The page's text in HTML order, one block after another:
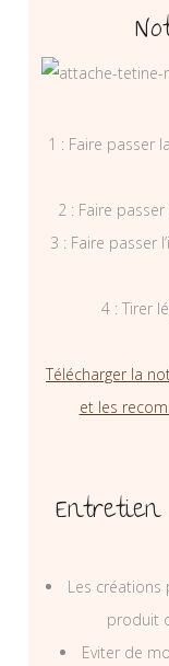
1 : Faire passer
2 : Faire
3 : Faire passer
4 : Tirer
Télécharger la
et les
Les créations
produit
Eviter de